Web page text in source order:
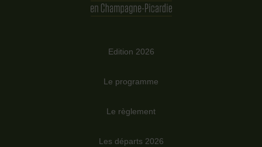
Edition 2026
Le programme
Le règlement
Les départs 2026